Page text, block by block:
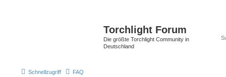
Torchlight Forum
Die größte Torchlight Community in
Deutschland
Schnellzugriff FAQ